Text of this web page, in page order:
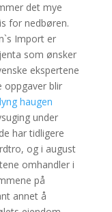
det mye
for nedbøren.
Import er
som ønsker
ekspertene
oppgaver blir
haugen
under
har tidligere
og i august
omhandler i
på
annet å